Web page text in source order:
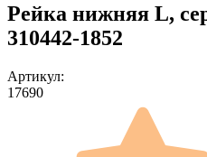
Рейка нижняя L,
310442-1852
Артикул:
17690